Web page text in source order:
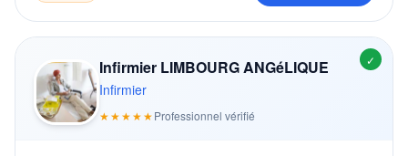
✓
Infirmier LIMBOURG ANGéLIQUE
Infirmier
★★★★★Professionnel vérifié